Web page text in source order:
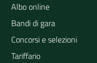
Albo online
Bandi di gara
Concorsi e selezioni
Tariffario